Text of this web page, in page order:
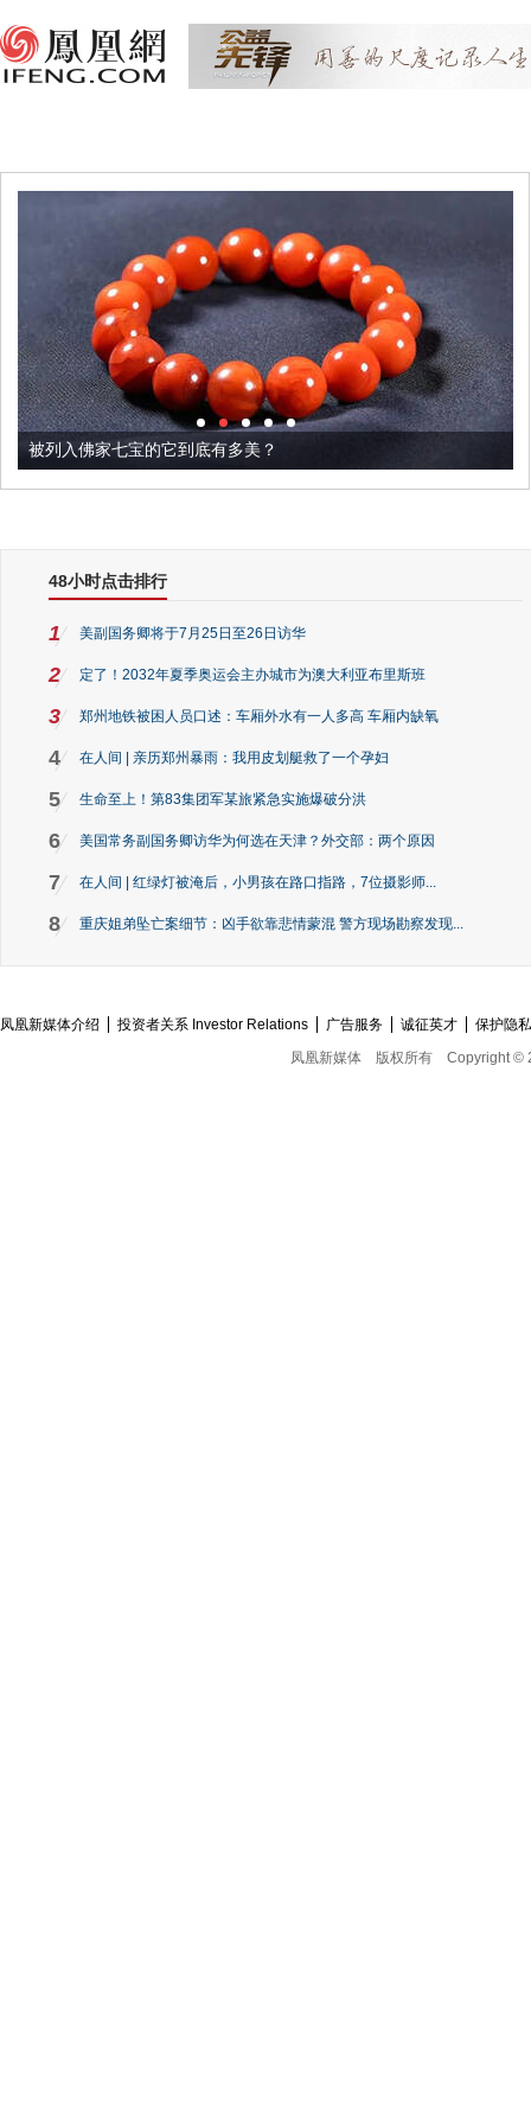
被列入佛家七宝的它到底有多美？
48小时点击排行
1 美副国务卿将于7月25日至26日访华
2 定了！2032年夏季奥运会主办城市为澳大利亚布里斯班
3 郑州地铁被困人员口述：车厢外水有一人多高 车厢内缺氧
4 在人间 | 亲历郑州暴雨：我用皮划艇救了一个孕妇
5 生命至上！第83集团军某旅紧急实施爆破分洪
6 美国常务副国务卿访华为何选在天津？外交部：两个原因
7 在人间 | 红绿灯被淹后，小男孩在路口指路，7位摄影师...
8 重庆姐弟坠亡案细节：凶手欲靠悲情蒙混 警方现场勘察发现...
凤凰新媒体介绍 投资者关系 Investor Relations 广告服务 诚征英才
保护隐
凤凰新媒体
版权所有 Copyright ©